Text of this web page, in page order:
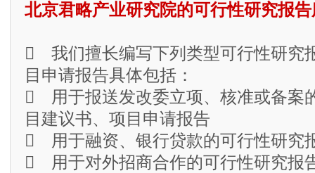
北京君略产业研究院的可行性研究报
 我们擅长编写下列类型可行性研究
目申请报告具体包括：
 用于报送发改委立项、核准或备案
目建议书、项目申请报告
 用于融资、银行贷款的可行性研究
 用于对外招商合作的可行性研究报